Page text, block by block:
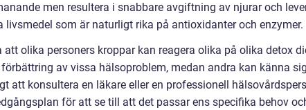
men resultera i snabbare avgiftning av njurar och
livsmedel som är naturligt rika på antioxidanter och enzymer.
olika personers kroppar kan reagera olika på olika detox
av vissa hälsoproblem, medan andra kan känna
att konsultera en läkare eller en professionell
för att se till att det passar ens specifika behov